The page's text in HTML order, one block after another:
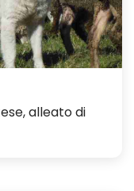
alleato di